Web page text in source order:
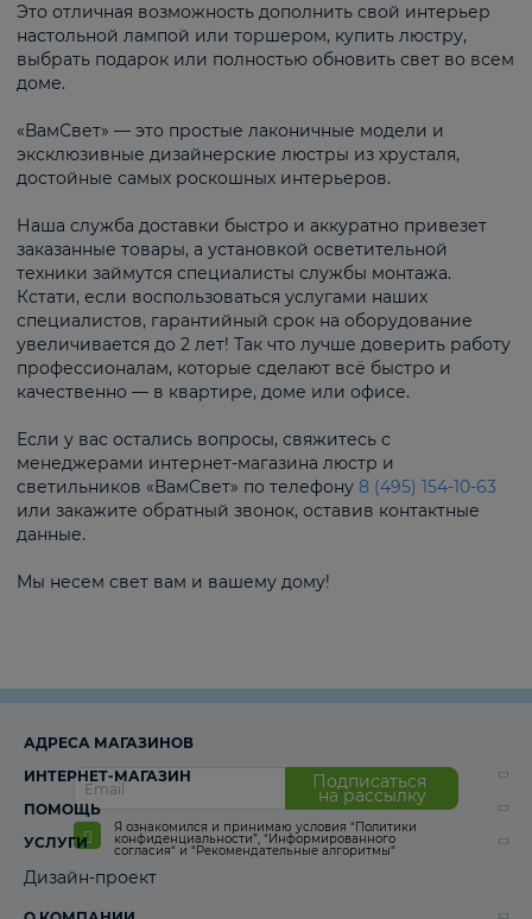
Это отличная возможность дополнить свой интерьер
настольной лампой или торшером, купить люстру,
выбрать подарок или полностью обновить свет во всем
доме.
«ВамСвет» — это простые лаконичные модели и
эксклюзивные дизайнерские люстры из хрусталя,
достойные самых роскошных интерьеров.
Наша служба доставки быстро и аккуратно привезет
заказанные товары, а установкой осветительной
техники займутся специалисты службы монтажа.
Кстати, если воспользоваться услугами наших
специалистов, гарантийный срок на оборудование
увеличивается до 2 лет! Так что лучше доверить работу
профессионалам, которые сделают всё быстро и
качественно — в квартире, доме или офисе.
Если у вас остались вопросы, свяжитесь с
менеджерами интернет-магазина люстр и
светильников «ВамСвет» по телефону 8 (495) 154-10-63
или закажите обратный звонок, оставив контактные
данные.
Мы несем свет вам и вашему дому!
Подписаться
на рассылку
Я ознакомился и принимаю условия “Политики
конфиденциальности”, “Информированного
согласия“ и “Рекомендательные алгоритмы“
АДРЕСА МАГАЗИНОВ
ИНТЕРНЕТ-МАГАЗИН
ПОМОЩЬ
УСЛУГИ
Дизайн-проект